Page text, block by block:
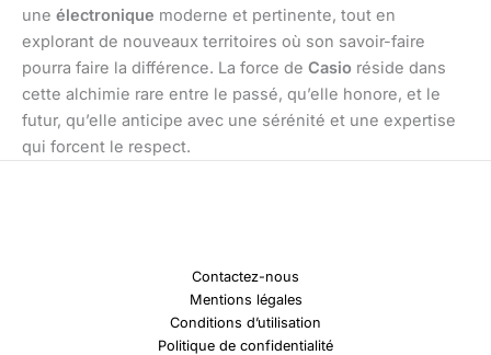
une électronique moderne et pertinente, tout en
explorant de nouveaux territoires où son savoir-faire
pourra faire la différence. La force de Casio réside dans
cette alchimie rare entre le passé, qu’elle honore, et le
futur, qu’elle anticipe avec une sérénité et une expertise
qui forcent le respect.
Contactez-nous
Mentions légales
Conditions d’utilisation
Politique de confidentialité